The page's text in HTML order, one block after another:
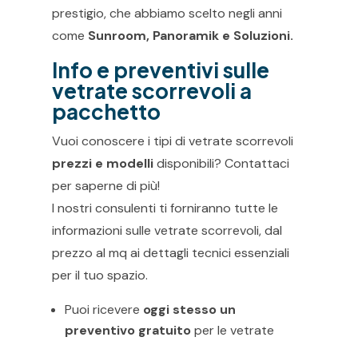
prestigio, che abbiamo scelto negli anni
come Sunroom, Panoramik e Soluzioni.
Info e preventivi sulle
vetrate scorrevoli a
pacchetto
Vuoi conoscere i tipi di vetrate scorrevoli
prezzi e modellidisponibili? Contattaci
per saperne di più!
I nostri consulenti ti forniranno tutte le
informazioni sulle vetrate scorrevoli, dal
prezzo al mq ai dettagli tecnici essenziali
per il tuo spazio.
Puoi ricevere oggi stesso un
preventivo gratuito per le vetrate